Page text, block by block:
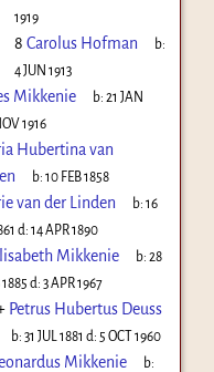
1919
8 Carolus Hofman
b:
4 JUN 1913
Mikkenie b:21 JAN
1916
Hubertina van
b:10 FEB 1858
van der Linden b:16
d: 14 APR 1890
Mikkenie b:28
1885 d: 3 APR 1967
Petrus Hubertus Deuss
b:31 JUL 1881 d: 5 OCT 1960
Mikkenie
b: